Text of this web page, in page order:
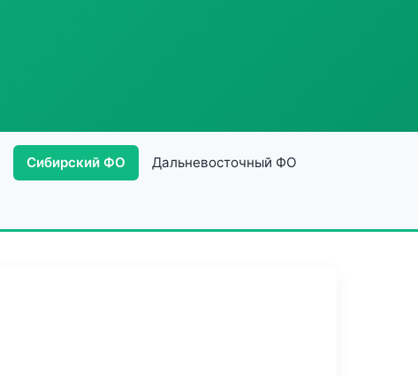
Сибирский ФО Дальневосточный ФО